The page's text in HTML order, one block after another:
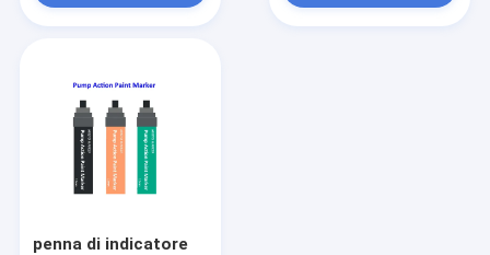
Pittura di spruzzo dei graffiti
Lubrificanti industriali
marcatura di vernice spray
penna di indicatore